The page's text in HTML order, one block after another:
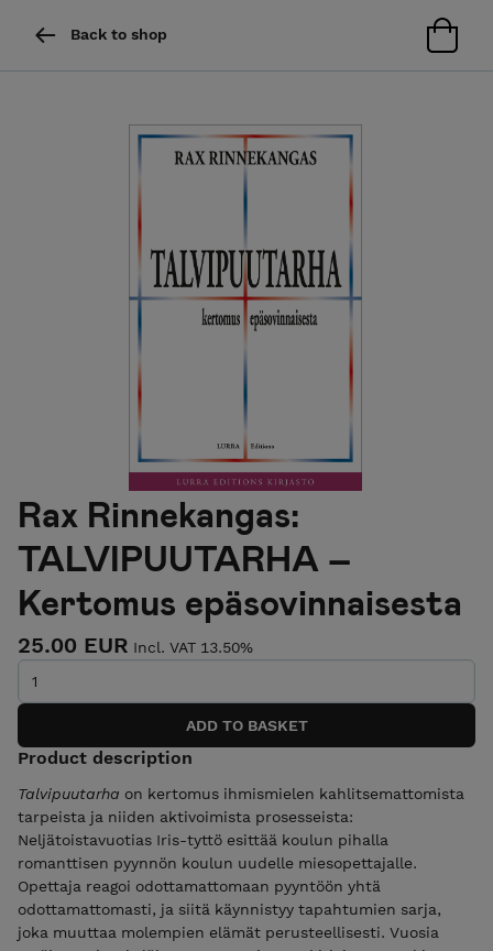
Back to shop
Rax Rinnekangas:
TALVIPUUTARHA –
Kertomus epäsovinnaisesta
25.00 EUR Incl. VAT 13.50%
Product description
Talvipuutarha on kertomus ihmismielen kahlitsemattomista
tarpeista ja niiden aktivoimista prosesseista:
Neljätoistavuotias Iris-tyttö esittää koulun pihalla
romanttisen pyynnön koulun uudelle miesopettajalle.
Opettaja reagoi odottamattomaan pyyntöön yhtä
odottamattomasti, ja siitä käynnistyy tapahtumien sarja,
joka muuttaa molempien elämät perusteellisesti. Vuosia